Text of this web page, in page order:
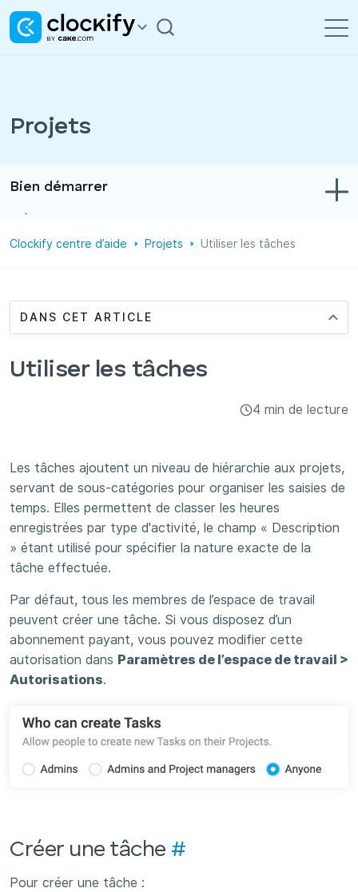
Projets
Bien démarrer
Suivi du temps et des dépenses
Projets
Clockify centre d’aide Projets Utiliser les tâches
DANS CET ARTICLE
Utiliser les tâches
4 min de lecture
Les tâches ajoutent un niveau de hiérarchie aux projets,
servant de sous-catégories pour organiser les saisies de
temps. Elles permettent de classer les heures
enregistrées par type d'activité, le champ « Description
» étant utilisé pour spécifier la nature exacte de la
tâche effectuée.
Par défaut, tous les membres de l’espace de travail
peuvent créer une tâche. Si vous disposez d’un
abonnement payant, vous pouvez modifier cette
autorisation dans Paramètres de l’espace de travail >
Autorisations.
Créer une tâche #
Pour créer une tâche :